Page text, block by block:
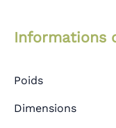
Informations
Poids
Dimensions